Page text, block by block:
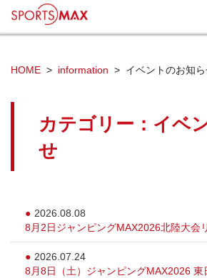
HOME information イベントのお知
カテゴリー：イベ
せ
2026.08.08
8月2日ジャンピングMAX2026北陸大会
2026.07.24
8月8日（土）ジャンピングMAX2026